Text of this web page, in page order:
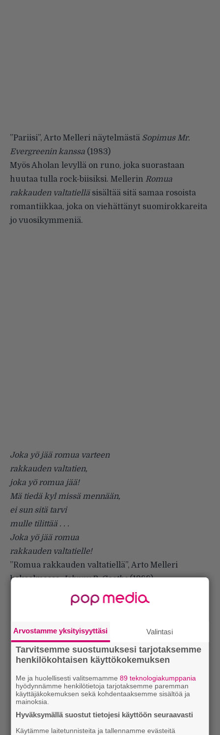
”Pariisi”, Arto Melleri näytelmästä Sopimus Mr.
Evergreenin kanssa (1983)
Myös Aholan levyllä on runo, joka suorastaan
huutaa tulla rock-biisiksi. Mellerin Romua
rakkauden valtatielläsisältää sitä samaa rosoista
romantiikkaa, joka on viehättänyt suomirokkareita
jo vuosikymmeniä.
Joka yö jää romua varteen
rakkauden valtatien,
joka yö romua jää!
Mä tiedä kyl missä mennään,
ei sun sitä tarvi
mulle tilittää . . .
Joka yö jää romua
rakkauden valtatielle!
”Romua rakkauden valtatiellä”, Arto Melleri
kokoelmassaJohnny B. Goethe(1988).
Arvostamme yksityisyyttäsi Valintasi
Tarvitsemme suostumuksesi tarjotaksemme
henkilökohtaisen käyttökokemuksen
Me ja huolellisesti valitsemamme89 teknologiakumppania
hyödynnämme henkilötietoja tarjotaksemme paremman
käyttäjäkokemuksen sekä kohdentaaksemme sisältöä ja
mainoksia.
Hyväksymällä suostut tietojesi käyttöön seuraavasti
Käytämme laitetunnisteita ja tallennamme evästeitä